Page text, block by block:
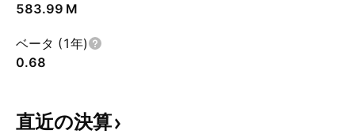
‪583.99 M‬
ベータ (1年)
0.68
直近の決算